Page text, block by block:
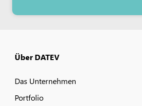
Über DATEV
Das Unternehmen
Portfolio